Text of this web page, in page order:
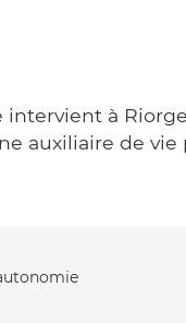
intervient à
auxiliaire de